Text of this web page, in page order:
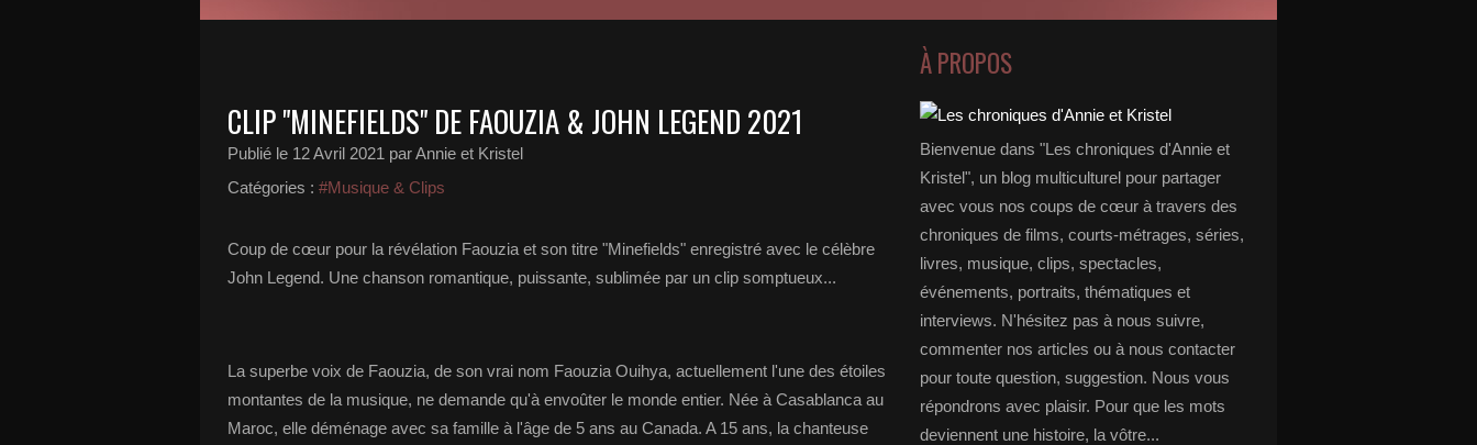
CLIP "MINEFIELDS" DE FAOUZIA & JOHN LEGEND 2021
Publié le 12 Avril 2021 par Annie et Kristel
Catégories : #Musique & Clips
Coup de cœur pour la révélation Faouzia et son titre "Minefields" enregistré avec le célèbre
John Legend. Une chanson romantique, puissante, sublimée par un clip somptueux...
La superbe voix de Faouzia, de son vrai nom Faouzia Ouihya, actuellement l'une des étoiles
montantes de la musique, ne demande qu'à envoûter le monde entier. Née à Casablanca au
Maroc, elle déménage avec sa famille à l'âge de 5 ans au Canada. A 15 ans, la chanteuse
À PROPOS
Bienvenue dans "Les chroniques d'Annie et
Kristel", un blog multiculturel pour partager
avec vous nos coups de cœur à travers des
chroniques de films, courts-métrages, séries,
livres, musique, clips, spectacles,
événements, portraits, thématiques et
interviews. N'hésitez pas à nous suivre,
commenter nos articles ou à nous contacter
pour toute question, suggestion. Nous vous
répondrons avec plaisir. Pour que les mots
deviennent une histoire, la vôtre...